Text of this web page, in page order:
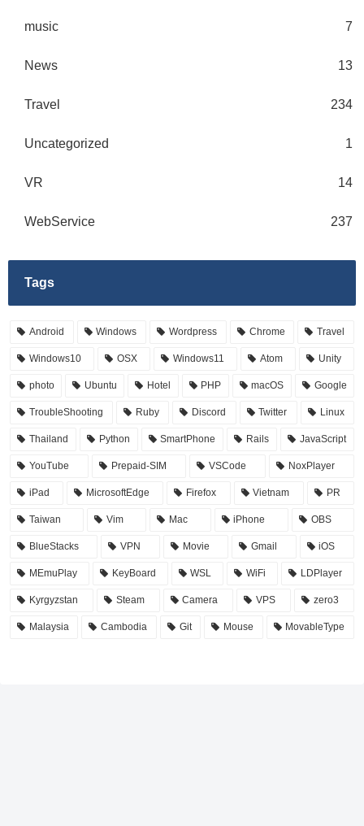
music 7
News 13
Travel 234
Uncategorized 1
VR 14
WebService 237
Tags
Android Windows Wordpress Chrome Travel
Windows10 OSX Windows11 Atom Unity
photo Ubuntu Hotel PHP macOS Google
TroubleShooting Ruby Discord Twitter Linux
Thailand Python SmartPhone Rails JavaScript
YouTube Prepaid-SIM VSCode NoxPlayer
iPad MicrosoftEdge Firefox Vietnam PR
Taiwan Vim Mac iPhone OBS
BlueStacks VPN Movie Gmail iOS
MEmuPlay KeyBoard WSL WiFi LDPlayer
Kyrgyzstan Steam Camera VPS zero3
Malaysia Cambodia Git Mouse MovableType